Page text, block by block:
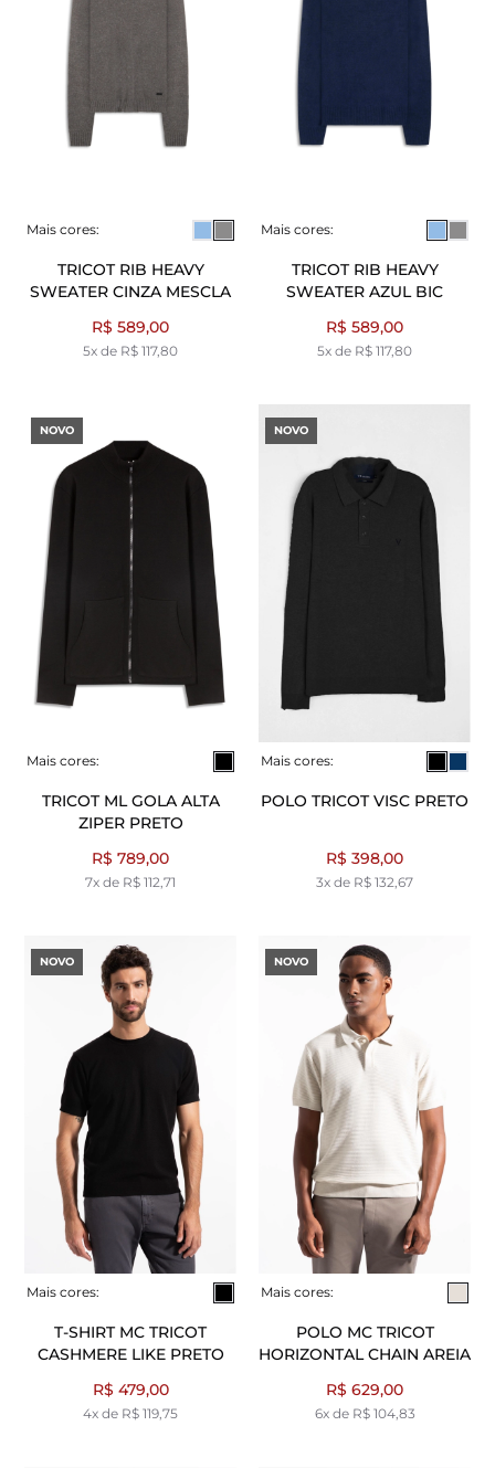
Mais cores:
TRICOT RIB HEAVY
SWEATER CINZA MESCLA
R$ 589,00
5x de R$ 117,80
Mais cores:
TRICOT RIB HEAVY
SWEATER AZUL BIC
R$ 589,00
5x de R$ 117,80
Mais cores:
TRICOT ML GOLA ALTA
ZIPER PRETO
R$ 789,00
7x de R$ 112,71
NOVO
Mais cores:
POLO TRICOT VISC PRETO
R$ 398,00
3x de R$ 132,67
NOVO
Mais cores:
T-SHIRT MC TRICOT
CASHMERE LIKE PRETO
R$ 479,00
4x de R$ 119,75
NOVO
Mais cores:
POLO MC TRICOT
HORIZONTAL CHAIN AREIA
R$ 629,00
6x de R$ 104,83
NOVO